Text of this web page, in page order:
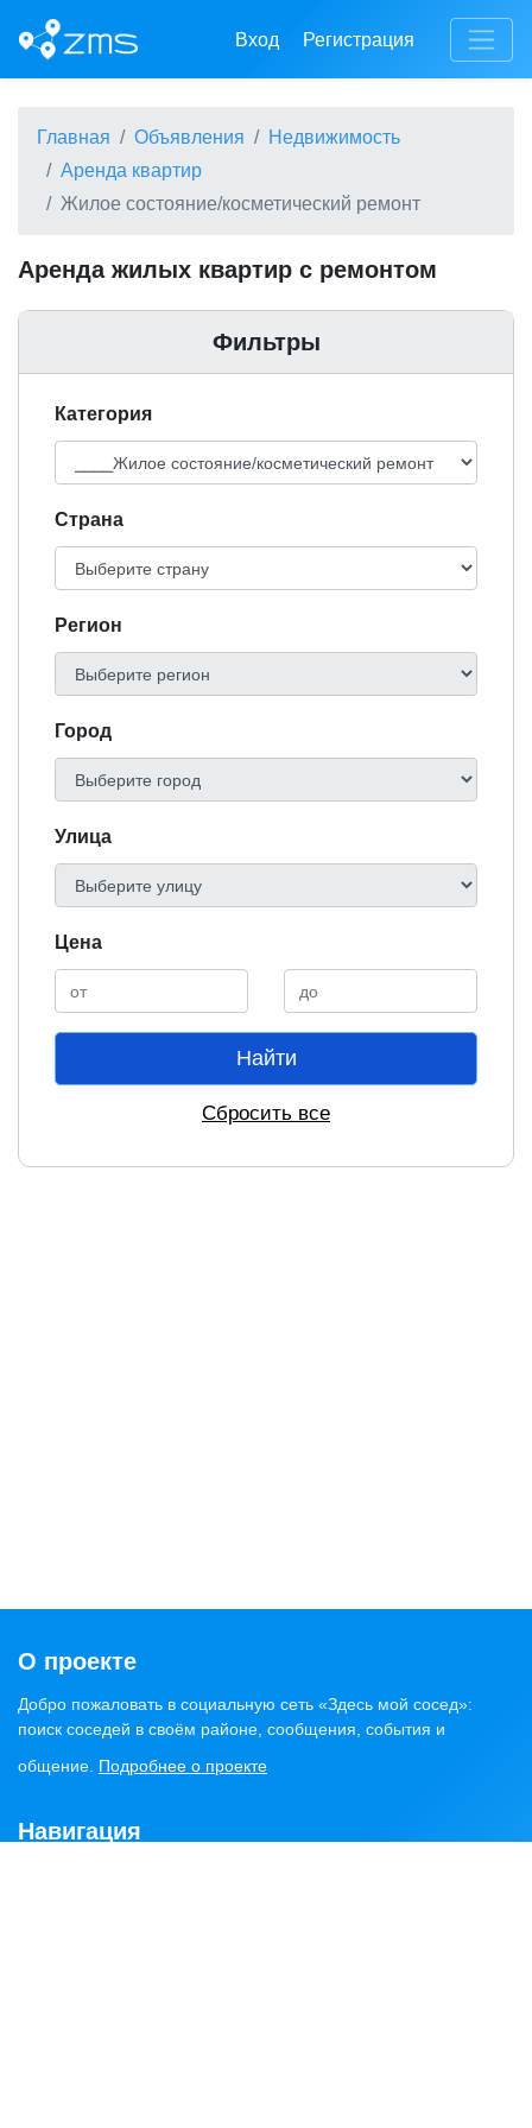
Вход Регистрация
Главная Объявления
Недвижимость
Аренда квартир
Жилое состояние/косметический ремонт
Аренда жилых квартир с ремонтом
Фильтры
Категория
Cтрана
Регион
Город
Улица
Цена
Найти
Сбросить все
О проекте
Добро пожаловать в социальную сеть «Здесь мой сосед»:
поиск соседей в своём районе, сообщения, события и
общение. Подробнее о проекте
Навигация